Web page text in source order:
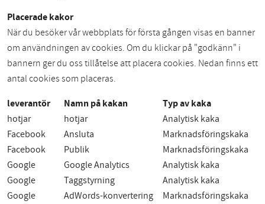
Placerade kakor
När du besöker vår webbplats för första gången visas en banner
om användningen av cookies. Om du klickar på "godkänn" i
bannern ger du oss tillåtelse att placera cookies. Nedan finns ett
antal cookies som placeras.
leverantör Namn på kakan Typ av kaka
hotjar hotjar
Analytisk kaka
Facebook
Ansluta
Marknadsföringskaka
Facebook
Publik
Marknadsföringskaka
Google
Google Analytics
Analytisk kaka
Google
Taggstyrning
Analytisk kaka
Google
AdWords-konvertering
Marknadsföringskaka